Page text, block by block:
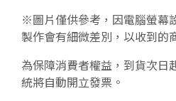
※圖片僅供參考，因電腦螢幕
製作會有細微差別，以收到的
為保障消費者權益，到貨次日
統將自動開立發票。